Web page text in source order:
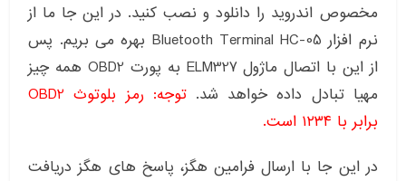
مخصوص اندروید را دانلود و نصب کنید. در این جا ما از
نرم افزار Bluetooth Terminal HC-05 بهره می بریم. پس
از این با اتصال ماژول ELM327 به پورت OBD2 همه چیز
مهیا تبادل داده خواهد شد.
توجه: رمز بلوتوث OBD2
برابر با ۱۲۳۴ است.
در این جا با ارسال فرامین هگز، پاسخ های هگز دریافت